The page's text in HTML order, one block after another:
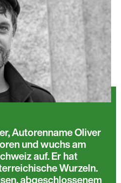
Autorenname Oliver
und wuchs am
auf. Er hat
Wurzeln.
abgeschlossenem